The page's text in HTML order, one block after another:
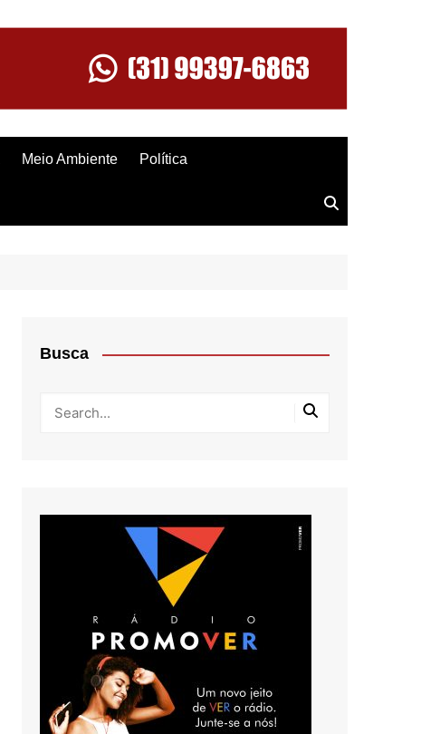
Meio Ambiente Política
Busca